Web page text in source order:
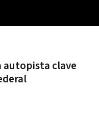
autopista clave